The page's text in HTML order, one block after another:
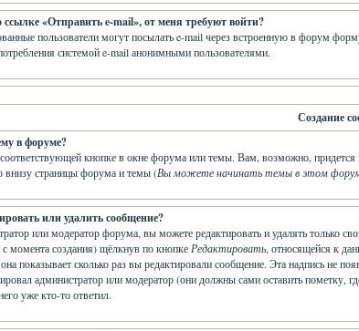
«Отправить e-mail», от меня требуют войти?
пользователи могут посылать e-mail через встроенную в форум
системой e-mail анонимными пользователями.
Создание
в форуме?
кнопке в окне форума или темы. Вам, возможно,
внизу страницы форума и темы (Вы можете начинать темы в этом
или удалить сообщение?
или модератор форума, вы можете редактировать и удалять только
с момента создания) щёлкнув по кнопке Редактировать, относящейся к
показывает сколько раз вы редактировали сообщение. Эта надпись не
администратор или модератор (они должны сами оставить пометку,
уже кто-то ответил.